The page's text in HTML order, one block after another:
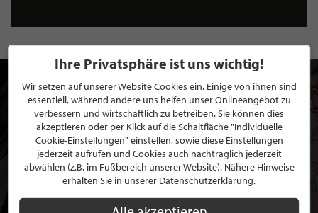
Ihre Privatsphäre ist uns wichtig!
Wir setzen auf unserer Website Cookies ein. Einige von ihnen sind
essentiell, während andere uns helfen unser Onlineangebot zu
verbessern und wirtschaftlich zu betreiben. Sie können dies
akzeptieren oder per Klick auf die Schaltfläche "Individuelle
Cookie-Einstellungen" einstellen, sowie diese Einstellungen
jederzeit aufrufen und Cookies auch nachträglich jederzeit
abwählen (z.B. im Fußbereich unserer Website). Nähere Hinweise
erhalten Sie in unserer Datenschutzerklärung.